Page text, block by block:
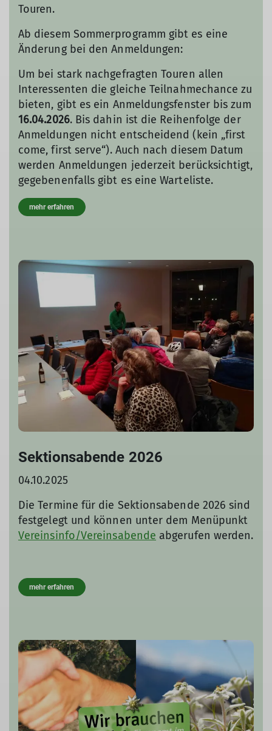
Touren.
Ab diesem Sommerprogramm gibt es eine
Änderung bei den Anmeldungen:
Um bei stark nachgefragten Touren allen
Interessenten die gleiche Teilnahmechance zu
bieten, gibt es ein Anmeldungsfenster bis zum
16.04.2026. Bis dahin ist die Reihenfolge der
Anmeldungen nicht entscheidend (kein „first
come, first serve“). Auch nach diesem Datum
werden Anmeldungen jederzeit berücksichtigt,
gegebenenfalls gibt es eine Warteliste.
mehr erfahren
Sektionsabende 2026
04.10.2025
Die Termine für die Sektionsabende 2026 sind
festgelegt und können unter dem Menüpunkt
Vereinsinfo/Vereinsabende abgerufen werden.
mehr erfahren